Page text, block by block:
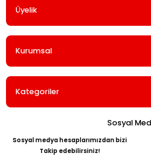
Üyelik
Kurumsal
Kategoriler
Sosyal
Sosyal medya hesaplarımızdan bizi
Takip edebilirsiniz!